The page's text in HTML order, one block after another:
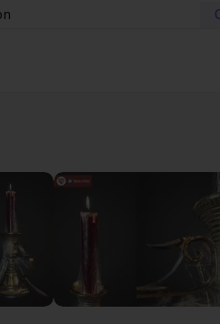
site Sketchfab 14m